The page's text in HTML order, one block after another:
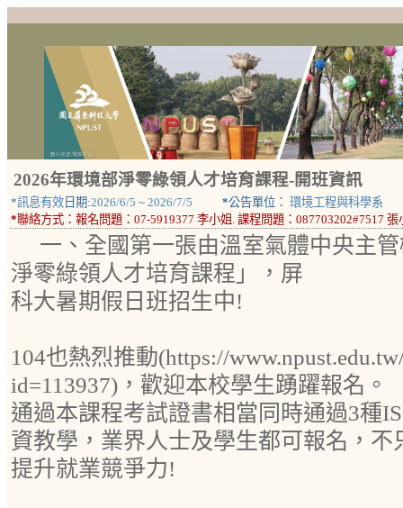
2026年環境部淨零綠領人才培育課程-開班資訊
*訊息有效 日期:2026/6/5 ~ 2026/7/5 *公告單位： 環境工程與科學系
*聯絡方式： 報名問題：07-5919377 李小姐. 課程問題：087703202#7517 張
一、全國第一張由溫室氣體中央主
淨零綠領人才培育課程」，屏
科大暑期假日班招生中!
104也熱烈推動(https://
id=113937)，歡迎本校學生踴躍報名。
通過本課程考試證書相當同時通過3種
資教學，業界人士及學生都可報名，
提升就業競爭力!